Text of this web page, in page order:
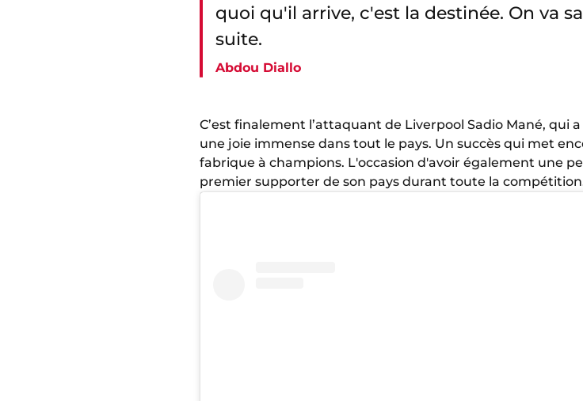
quoi qu'il arrive, c'est la destinée. On va
suite.
Abdou Diallo
C’est finalement l’attaquant de Liverpool Sadio Mané, qui
une joie immense dans tout le pays. Un succès qui met
fabrique à champions. L'occasion d'avoir également une
premier supporter de son pays durant toute la